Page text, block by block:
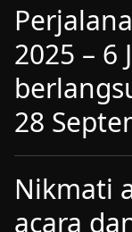
2025 – 6
28
Nikmati
acara